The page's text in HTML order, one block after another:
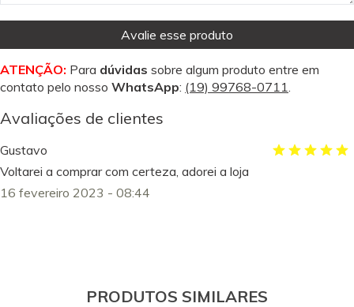
Avalie esse produto
ATENÇÃO: Para dúvidas sobre algum produto entre em
contato pelo nosso WhatsApp: (19) 99768-0711.
Avaliações de clientes
Gustavo
Voltarei a comprar com certeza, adorei a loja
16 fevereiro 2023 - 08:44
PRODUTOS SIMILARES